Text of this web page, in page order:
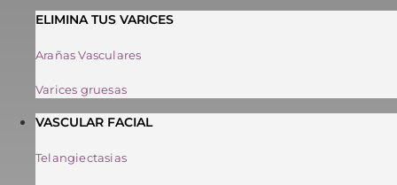
ELIMINA TUS VARICES
Arañas Vasculares
Varices gruesas
VASCULAR FACIAL
Telangiectasias